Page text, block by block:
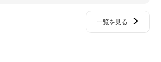
一覧を見る